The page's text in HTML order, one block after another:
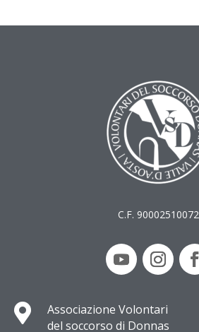
C.F. 90002510072

Associazione Volontari
del soccorso di Donnas